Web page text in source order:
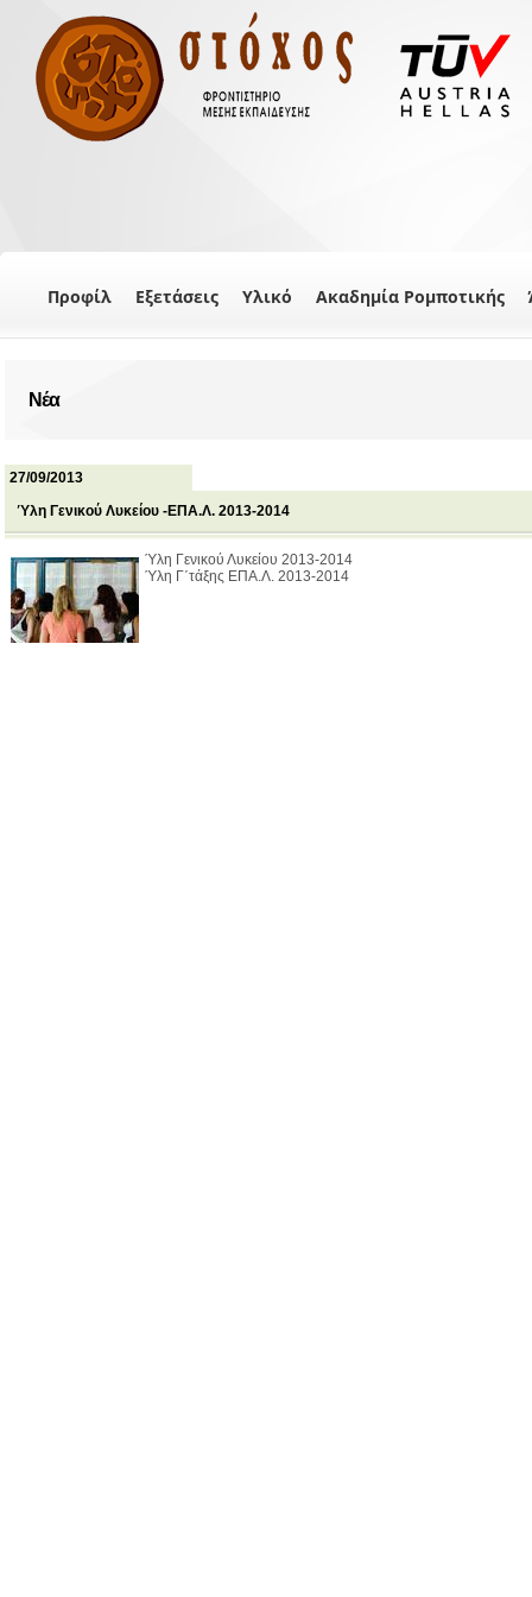
Προφίλ Εξετάσεις Υλικό Ακαδημία Ρομποτικής
Νέα
27/09/2013
Ύλη Γενικού Λυκείου -ΕΠΑ.Λ. 2013-2014
Ύλη Γενικού Λυκείου 2013-2014
Ύλη Γ΄τάξης ΕΠΑ.Λ. 2013-2014